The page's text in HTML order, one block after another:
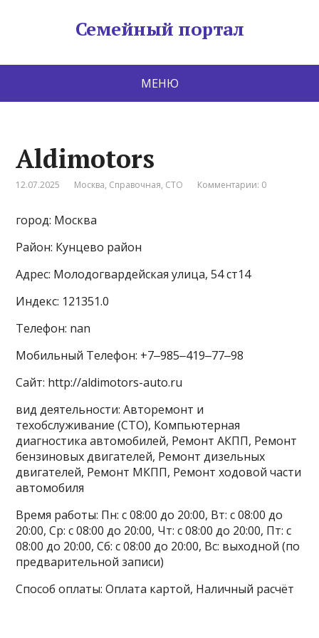
Семейный портал
МЕНЮ
Aldimotors
12.07.2025 Москва, Справочная, СТО Комментарии: 0
город: Москва
Район: Кунцево район
Адрес: Молодогвардейская улица, 54 ст14
Индекс: 121351.0
Телефон: nan
Мобильный Телефон: +7‒985‒419‒77‒98
Сайт: http://aldimotors-auto.ru
вид деятельности: Авторемонт и
техобслуживание (СТО), Компьютерная
диагностика автомобилей, Ремонт АКПП, Ремонт
бензиновых двигателей, Ремонт дизельных
двигателей, Ремонт МКПП, Ремонт ходовой части
автомобиля
Время работы: Пн: с 08:00 до 20:00, Вт: с 08:00 до
20:00, Ср: с 08:00 до 20:00, Чт: с 08:00 до 20:00, Пт: с
08:00 до 20:00, Сб: с 08:00 до 20:00, Вс: выходной (по
предварительной записи)
Способ оплаты: Оплата картой, Наличный расчёт